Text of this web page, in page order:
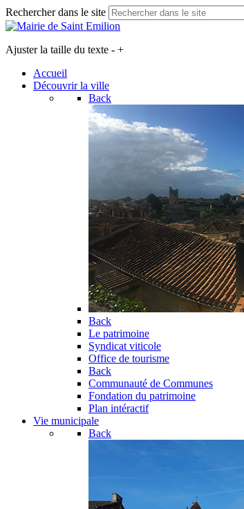
Rechercher dans le site
Ajuster la taille du texte - +
Accueil
Découvrir la ville
Back
Back
Le patrimoine
Syndicat viticole
Office de tourisme
Back
Communauté de Communes
Fondation du patrimoine
Plan intéractif
Vie municipale
Back